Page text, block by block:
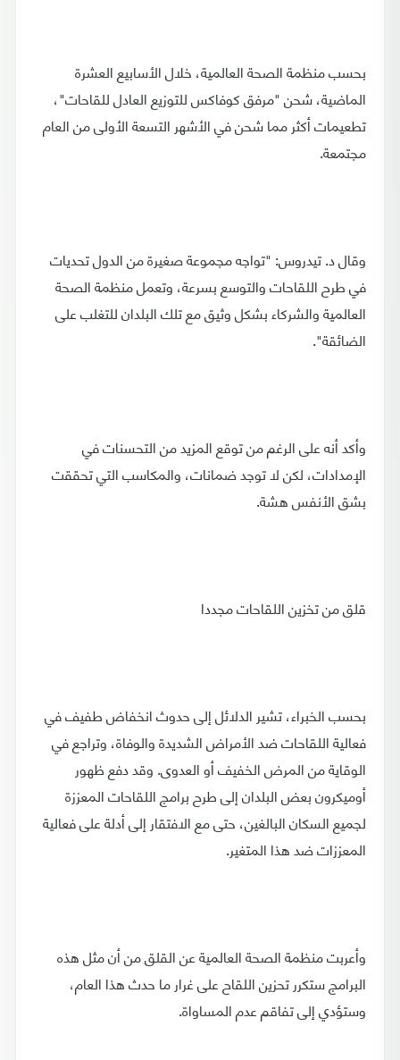
بحسب منظمة الصحة العالمية، خلال الأسابيع العشرة
الماضية، شحن "مرفق كوفاكس للتوزيع العادل للقاحات"،
تطعيمات أكثر مما شحن في الأشهر التسعة الأولى من العام
مجتمعة.
وقال د. تيدروس: "تواجه مجموعة صغيرة من الدول تحديات
في طرح اللقاحات والتوسع بسرعة، وتعمل منظمة الصحة
العالمية والشركاء بشكل وثيق مع تلك البلدان للتغلب على
الضائقة".
وأكد أنه على الرغم من توقع المزيد من التحسنات في
الإمدادات، لكن لا توجد ضمانات، والمكاسب التي تحققت
بشق الأنفس هشة.
قلق من تخزين اللقاحات مجددا
بحسب الخبراء، تشير الدلائل إلى حدوث انخفاض طفيف في
فعالية اللقاحات ضد الأمراض الشديدة والوفاة، وتراجع في
الوقاية من المرض الخفيف أو العدوى. وقد دفع ظهور
أوميكرون بعض البلدان إلى طرح برامج اللقاحات المعززة
لجميع السكان البالغين، حتى مع الافتقار إلى أدلة على فعالية
المعززات ضد هذا المتغير.
وأعربت منظمة الصحة العالمية عن القلق من أن مثل هذه
البرامج ستكرر تحزين اللقاح على غرار ما حدث هذا العام،
وستؤدي إلى تفاقم عدم المساواة.